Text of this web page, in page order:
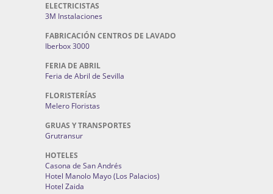
ELECTRICISTAS
3M Instalaciones
FABRICACIÓN CENTROS DE LAVADO
Iberbox 3000
FERIA DE ABRIL
Feria de Abril de Sevilla
FLORISTERÍAS
Melero Floristas
GRUAS Y TRANSPORTES
Grutransur
HOTELES
Casona de San Andrés
Hotel Manolo Mayo (Los Palacios)
Hotel Zaida